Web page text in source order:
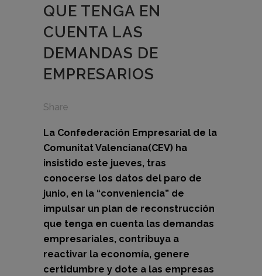
QUE TENGA EN
CUENTA LAS
DEMANDAS DE
EMPRESARIOS
Share
La Confederación Empresarial de la
Comunitat Valenciana(CEV) ha
insistido este jueves, tras
conocerse los datos del paro de
junio, en la “conveniencia” de
impulsar un plan de reconstrucción
que tenga en cuenta las demandas
empresariales, contribuya a
reactivar la economía, genere
certidumbre y dote a las empresas